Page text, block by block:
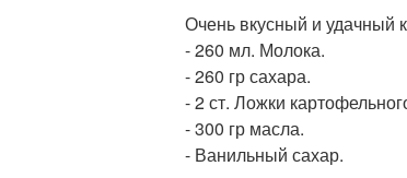
Очень вкусный и удачный
- 260 мл. Молока.
- 260 гр сахара.
- 2 ст. Ложки
- 300 гр масла.
- Ванильный сахар.